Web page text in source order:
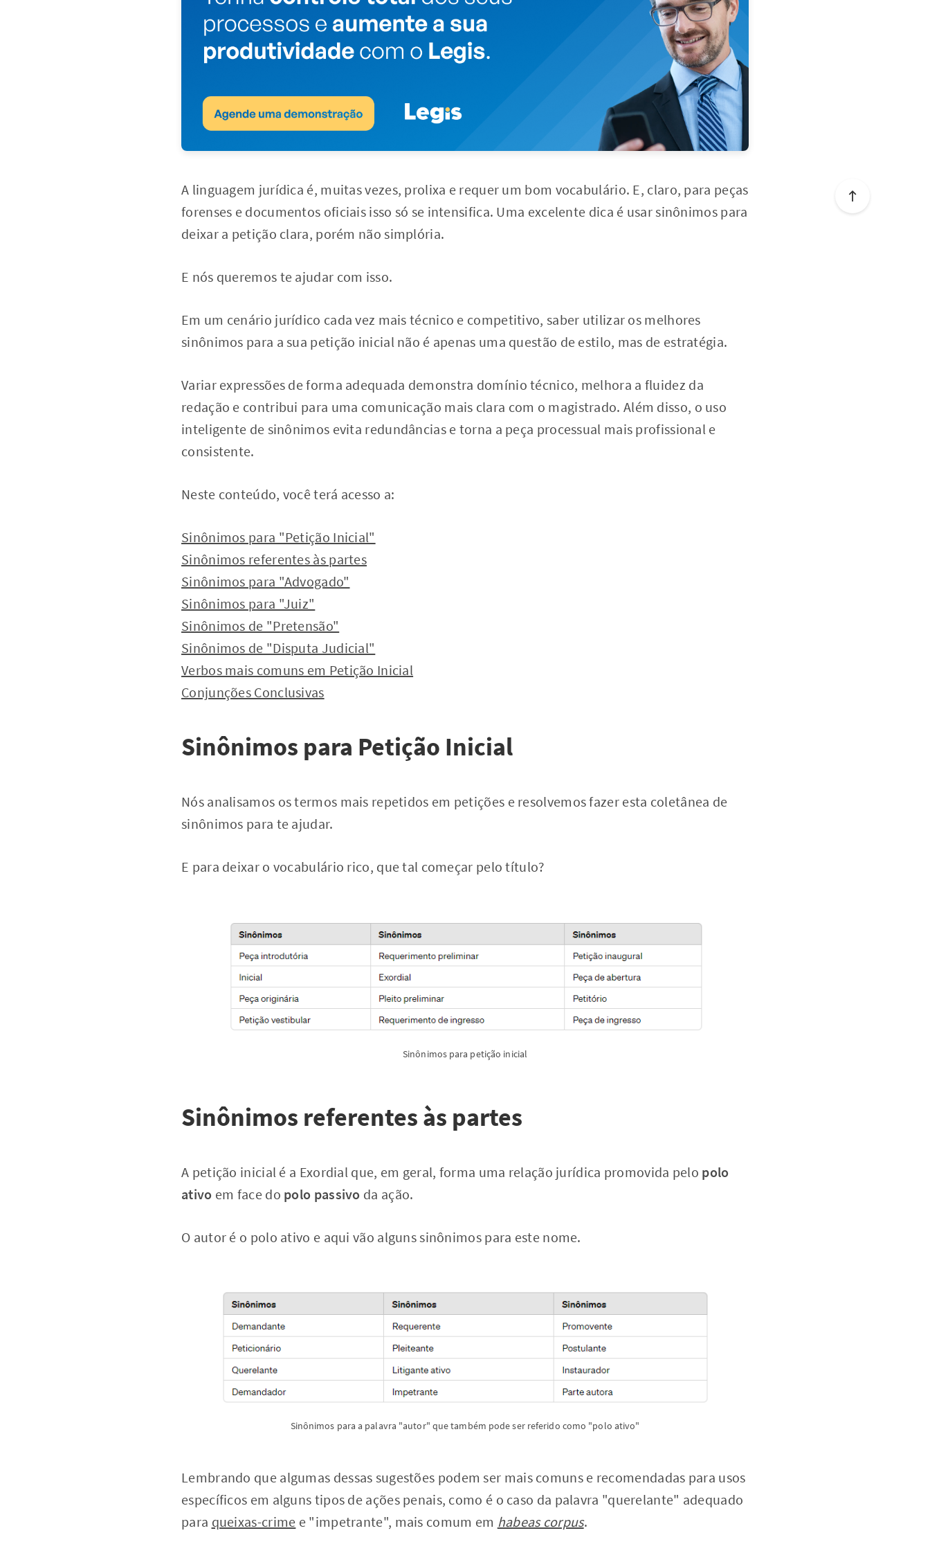
A linguagem jurídica é, muitas vezes, prolixa e requer um bom vocabulário. E, claro, para peças
forenses e documentos oficiais isso só se intensifica. Uma excelente dica é usar sinônimos para
deixar a petição clara, porém não simplória.
E nós queremos te ajudar com isso.
Em um cenário jurídico cada vez mais técnico e competitivo, saber utilizar os melhores
sinônimos para a sua petição inicial não é apenas uma questão de estilo, mas de estratégia.
Variar expressões de forma adequada demonstra domínio técnico, melhora a fluidez da
redação e contribui para uma comunicação mais clara com o magistrado. Além disso, o uso
inteligente de sinônimos evita redundâncias e torna a peça processual mais profissional e
consistente.
Neste conteúdo, você terá acesso a:
Sinônimos para "Petição Inicial"
Sinônimos referentes às partes
Sinônimos para "Advogado"
Sinônimos para "Juiz"
Sinônimos de "Pretensão"
Sinônimos de "Disputa Judicial"
Verbos mais comuns em Petição Inicial
Conjunções Conclusivas
Sinônimos para Petição Inicial
Nós analisamos os termos mais repetidos em petições e resolvemos fazer esta coletânea de
sinônimos para te ajudar.
E para deixar o vocabulário rico, que tal começar pelo título?
Sinônimos para petição inicial
Sinônimos referentes às partes
A petição inicial é a Exordial que, em geral, forma uma relação jurídica promovida pelo polo
ativo em face do polo passivo da ação.
O autor é o polo ativo e aqui vão alguns sinônimos para este nome.
Sinônimos para a palavra "autor" que também pode ser referido como "polo ativo"
Lembrando que algumas dessas sugestões podem ser mais comuns e recomendadas para usos
específicos em alguns tipos de ações penais, como é o caso da palavra "querelante" adequado
para queixas-crime e "impetrante", mais comum em habeas corpus.